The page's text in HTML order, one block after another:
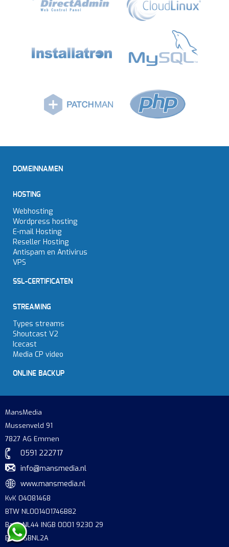
DOMEINNAMEN
HOSTING
Webhosting
Wordpress hosting
E-mail Hosting
Reseller Hosting
Antispam en Antivirus
VPS
SSL-CERTIFICATEN
STREAMING
Types streams
Shoutcast V2
Icecast
Media CP video
ONLINE BACKUP
MansMedia
Mussenveld 91
7827 AG Emmen
0591 222717
info@mansmedia.nl
www.mansmedia.nl
KvK 04081468
BTW NL001401746B82
Bank NL44 INGB 0001 9230 29
BIC INGBNL2A